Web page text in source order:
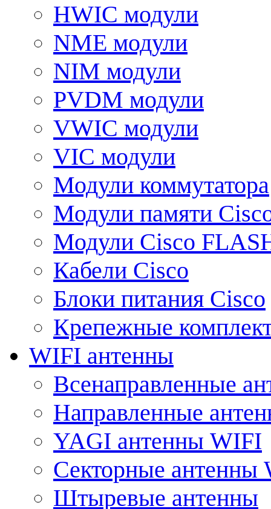
HWIC модули
NME модули
NIM модули
PVDM модули
VWIC модули
VIC модули
Модули коммутатора
Модули памяти
Модули Cisco
Кабели Cisco
Блоки питания Cisco
Крепежные
WIFI антенны
Всенаправленные
Направленные
YAGI антенны WIFI
Секторные антенны
Штыревые антенны